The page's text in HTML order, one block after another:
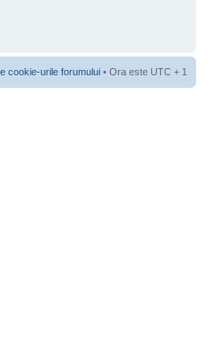
cookie-urile forumului • Ora este UTC + 1